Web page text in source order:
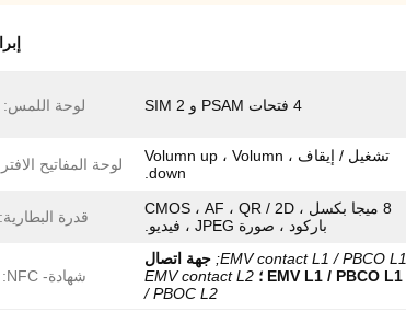
4 فتحات PSAM و 2 SIM لوحة اللمس:
تشغيل / إيقاف ، Volumn up ، Volumn
down.
لوحة المفاتيح
8 ميجا بكسل ، CMOS ، AF ، QR / 2D
باركود ، صورة JPEG ، فيديو.
قدرة البطارية:
EMV contact L1 / PBCO L1; جهة اتصال
EMV L1 / PBCO L1 ؛
EMV contact L2
/ PBOC L2
شهادة- NFC: